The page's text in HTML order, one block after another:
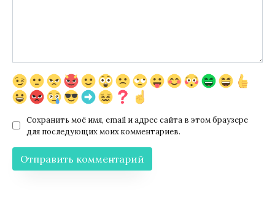
Сохранить моё имя, email и адрес сайта в этом браузере
для последующих моих комментариев.